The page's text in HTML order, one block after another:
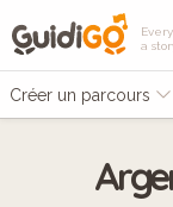
a
Créer un parcours